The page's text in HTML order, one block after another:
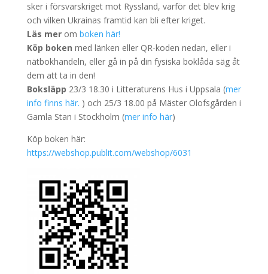
sker i försvarskriget mot Ryssland, varför det blev krig
och vilken Ukrainas framtid kan bli efter kriget.
Läs mer om boken här!
Köp boken med länken eller QR-koden nedan, eller i
nätbokhandeln, eller gå in på din fysiska boklåda säg åt
dem att ta in den!
Boksläpp 23/3 18.30 i Litteraturens Hus i Uppsala (mer
info finns här. ) och 25/3 18.00 på Mäster Olofsgården i
Gamla Stan i Stockholm (mer info här)
Köp boken här:
https://webshop.publit.com/webshop/6031